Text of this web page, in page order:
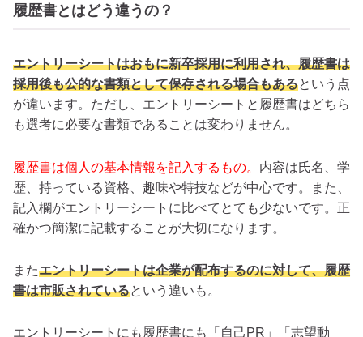
履歴書とはどう違うの？
エントリーシートはおもに新卒採用に利用され、履歴書は
採用後も公的な書類として保存される場合もあるという点
が違います。ただし、エントリーシートと履歴書はどちら
も選考に必要な書類であることは変わりません。
履歴書は個人の基本情報を記入するもの。 内容は氏名、学
歴、持っている資格、趣味や特技などが中心です。また、
記入欄がエントリーシートに比べてとても少ないです。正
確かつ簡潔に記載することが大切になります。
またエントリーシートは企業が配布するのに対して、履歴
書は市販されているという違いも。
エントリーシートにも履歴書にも「自己PR」「志望動